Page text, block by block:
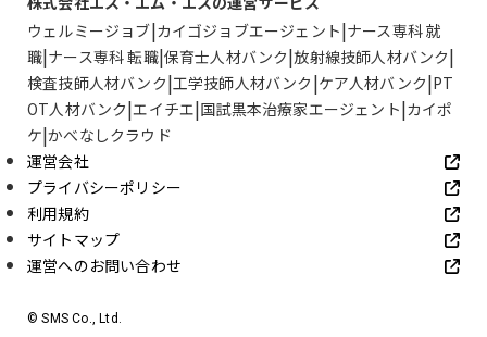
ウェルミージョブ カイゴジョブエージェント ナース専科 就
職 ナース専科 転職 保育士人材バンク 放射線技師人材バンク
検査技師人材バンク 工学技師人材バンク ケア人材バンク PT
OT人材バンク エイチエ 国試黒本治療家エージェント カイポ
ケ かべなしクラウド
運営会社
プライバシーポリシー
利用規約
サイトマップ
運営へのお問い合わせ
© SMS Co., Ltd.